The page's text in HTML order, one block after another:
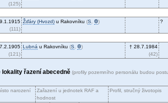
(125)
(111)
Žďáry (Hvozd) u Rakovníku (S Ꚛ) ?
(121)
Lubná u Rakovníku (S Ꚛ)
† 28.7.1984
(42)
řazení abecedně (profily pozemního personálu budou
narození
Zařazení u jednotek RAF a
hodnost
Profil, stručný životopis